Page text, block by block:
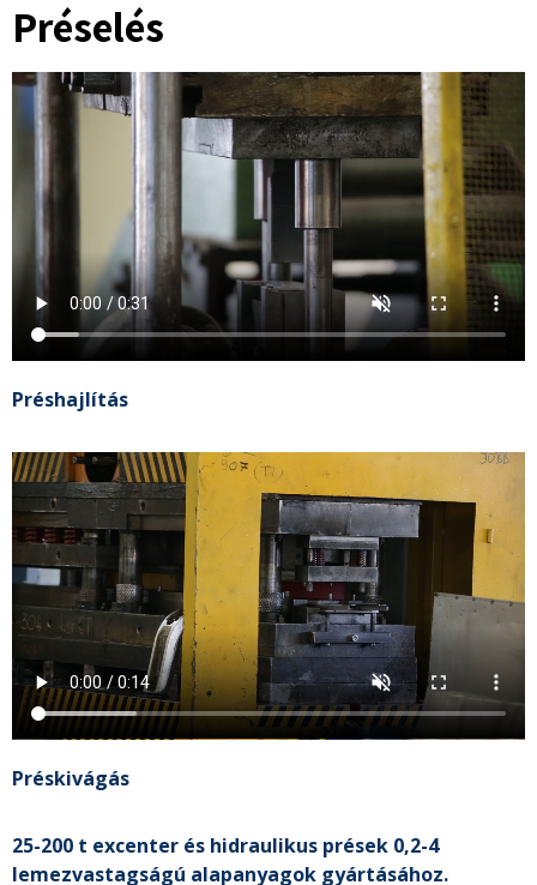
Préselés
Préshajlítás
Préskivágás
25-200 t excenter és hidraulikus prések 0,2-4
lemezvastagságú alapanyagok gyártásához.